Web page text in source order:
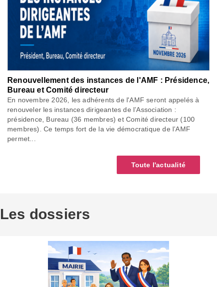
Renouvellement des instances de l'AMF : Présidence,
Bureau et Comité directeur
En novembre 2026, les adhérents de l'AMF seront appelés à
renouveler les instances dirigeantes de l’Association :
présidence, Bureau (36 membres) et Comité directeur (100
membres). Ce temps fort de la vie démocratique de l’AMF
permet...
Toute l'actualité
Les dossiers